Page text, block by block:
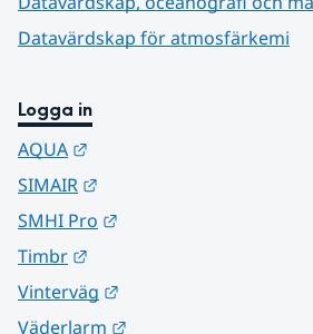
Datavärdskap för atmosfärkemi
Logga in
AQUA
SIMAIR
SMHI Pro
Timbr
Vinterväg
Väderlarm